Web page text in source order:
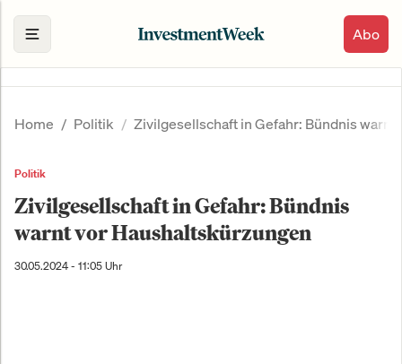
Abo
Home Politik Zivilgesellschaft in Gefahr: Bündnis
Politik
Zivilgesellschaft in Gefahr: Bündnis
warnt vor Haushaltskürzungen
30.05.2024 - 11:05 Uhr